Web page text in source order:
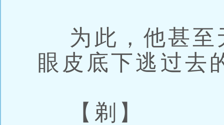
为此，他甚至
眼皮底下逃过去
【剃】